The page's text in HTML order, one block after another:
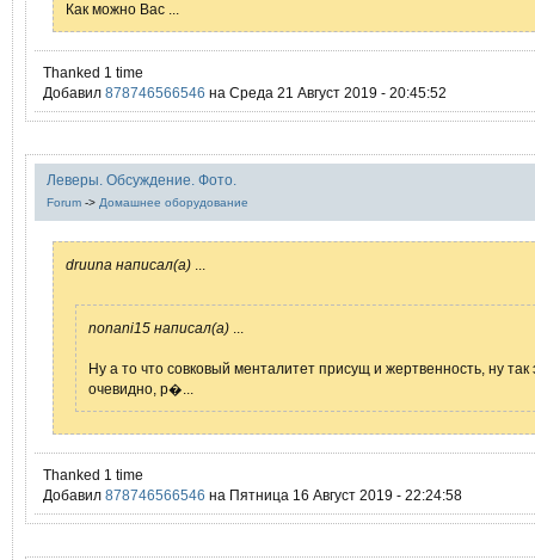
Как можно Вас ...
Thanked 1 time
Добавил 878746566546 на Среда 21 Август 2019 - 20:45:52
Леверы. Обсуждение. Фото.
Forum -> Домашнее оборудование
druuna написал(а)
nonani15 написал(а)
Ну а то что совковый менталитет присущ и жертвенность, ну так
очевидно, р�...
Thanked 1 time
Добавил 878746566546 на Пятница 16 Август 2019 - 22:24:58